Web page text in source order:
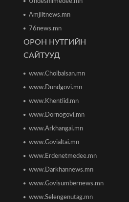
төрийн СОНСГОЛ-2
19 10:17
төрийн СОНСГОЛ-2
дэлхийд өрсөлдөх чадвар 75
рт бичигджээ
Undesniimedee.mn
Amjiltnews.mn
76news.mn
ОРОН НУТГИЙН
САЙТУУД
www.Choibalsan.mn
www.Dundgovi.mn
www.Khentiid.mn
www.Dornogovi.mn
www.Arkhangai.mn
www.Govialtai.mn
www.Erdenetmedee.mn
www.Darkhannews.mn
www.Govisumbernews.mn
www.Selengenutag.mn